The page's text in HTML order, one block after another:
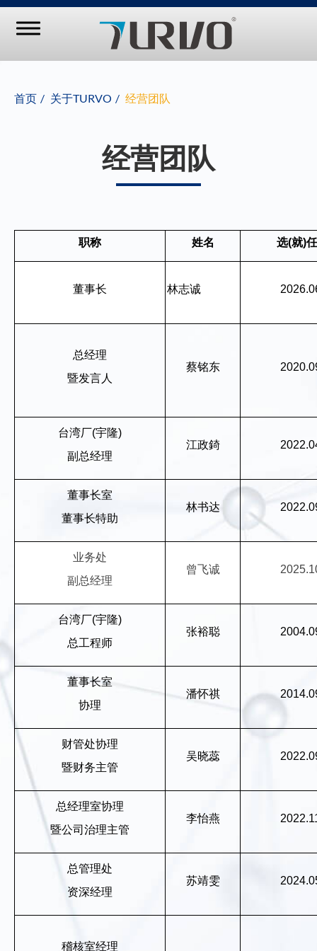
首页 关于TURVO 经营团队
经营团队
职称 姓名 选(就)
董事长 林志诚
总经理
暨发言人
蔡铭东
台湾厂(宇隆)
副总经理
江政錡
董事长室
董事长特助
林书达
业务处
副总经理
曾飞诚
台湾厂(宇隆)
总工程师
张裕聪
董事长室
协理
潘怀祺
财管处协理
暨财务主管
吴晓蕊
总经理室协理
暨公司治理主管
李怡燕
总管理处
资深经理
苏靖雯
稽核室经理